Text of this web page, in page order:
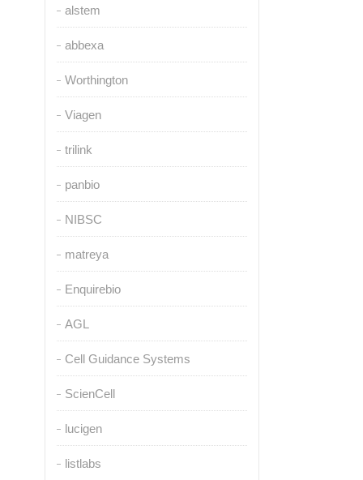
alstem
abbexa
Worthington
Viagen
trilink
panbio
NIBSC
matreya
Enquirebio
AGL
Cell Guidance Systems
ScienCell
lucigen
listlabs